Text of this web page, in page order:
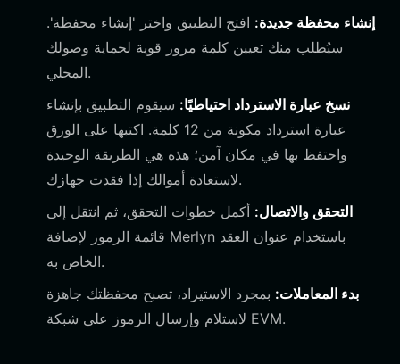
إنشاء محفظة جديدة: افتح التطبيق واختر 'إنشاء محفظة'.
سيُطلب منك تعيين كلمة مرور قوية لحماية وصولك
المحلي.
نسخ عبارة الاسترداد احتياطيًا: سيقوم التطبيق بإنشاء
عبارة استرداد مكونة من 12 كلمة. اكتبها على الورق
واحتفظ بها في مكان آمن؛ هذه هي الطريقة الوحيدة
لاستعادة أموالك إذا فقدت جهازك.
التحقق والاتصال: أكمل خطوات التحقق، ثم انتقل إلى
قائمة الرموز لإضافة Merlyn باستخدام عنوان العقد
الخاص به.
بدء المعاملات: بمجرد الاستيراد، تصبح محفظتك جاهزة
لاستلام وإرسال الرموز على شبكة EVM.